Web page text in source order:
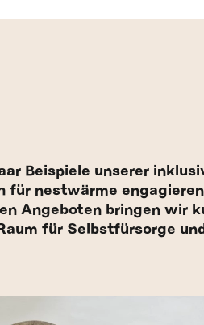
Beispiele unserer
für nestwärme
Angeboten bringen wir
für Selbstfürsorge